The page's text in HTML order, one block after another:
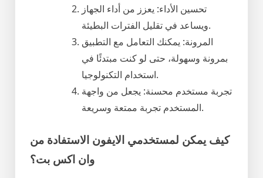
تحسين الأداء: يعزز من أداء الجهاز
ويساعد في تقليل الفترات البطيئة.
المرونة: يمكنك التعامل مع التطبيق
بمرونة وسهولة، حتى لو كنت مبتدئًا في
استخدام التكنولوجيا.
تجربة مستخدم محسنة: يجعل من واجهة
المستخدم تجربة ممتعة وسريعة.
كيف يمكن لمستخدمي الايفون الاستفادة من
وان اكس بت؟